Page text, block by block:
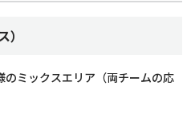
ミックスエリア（両チームの応